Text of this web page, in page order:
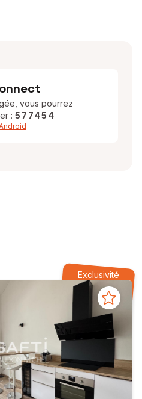
vous pourrez
: 577454
Exclusivité